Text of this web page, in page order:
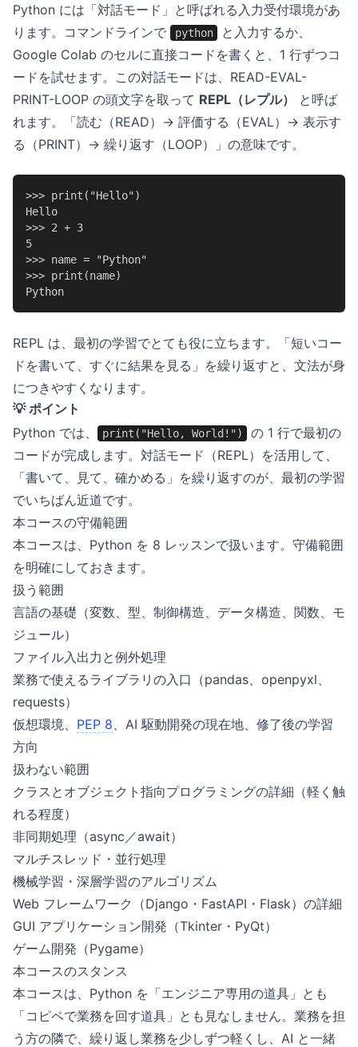
Python には「対話モード」と呼ばれる入力受付環境があ
ります。コマンドラインで
python
と入力するか、
Google Colab のセルに直接コードを書くと、1 行ずつコ
ードを試せます。この対話モードは、READ-EVAL-
PRINT-LOOP の頭文字を取って REPL（レプル）
と呼ば
れます。「読む（READ）→ 評価する（EVAL）→ 表示す
る（PRINT）→ 繰り返す（LOOP）」の意味です。
>>> print("Hello")
Hello
>>> 2 + 3
5
>>> name = "Python"
>>> print(name)
Python
REPL は、最初の学習でとても役に立ちます。「短いコー
ドを書いて、すぐに結果を見る」を繰り返すと、文法が身
につきやすくなります。
💡 ポイント
Python では、
print("Hello, World!")
の 1 行で最初の
コードが完成します。対話モード（REPL）を活用して、
「書いて、見て、確かめる」を繰り返すのが、最初の学習
でいちばん近道です。
本コースの守備範囲
本コースは、Python を 8 レッスンで扱います。守備範囲
を明確にしておきます。
扱う範囲
言語の基礎（変数、型、制御構造、データ構造、関数、モ
ジュール）
ファイル入出力と例外処理
業務で使えるライブラリの入口（pandas、openpyxl、
requests）
仮想環境、 PEP 8、AI 駆動開発の現在地、修了後の学習
方向
扱わない範囲
クラスとオブジェクト指向プログラミングの詳細（軽く触
れる程度）
非同期処理（async／await）
マルチスレッド・並行処理
機械学習・深層学習のアルゴリズム
Web フレームワーク（Django・FastAPI・Flask）の詳細
GUI アプリケーション開発（Tkinter・PyQt）
ゲーム開発（Pygame）
本コースのスタンス
本コースは、Python を「エンジニア専用の道具」とも
「コピペで業務を回す道具」とも見なしません。業務を担
う方の隣で、繰り返し業務を少しずつ軽くし、AI と一緒